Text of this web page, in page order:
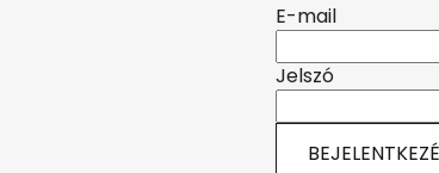
E-mail
Jelszó